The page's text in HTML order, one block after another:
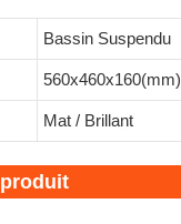
Bassin Suspendu
560x460x160(mm)
Mat / Brillant